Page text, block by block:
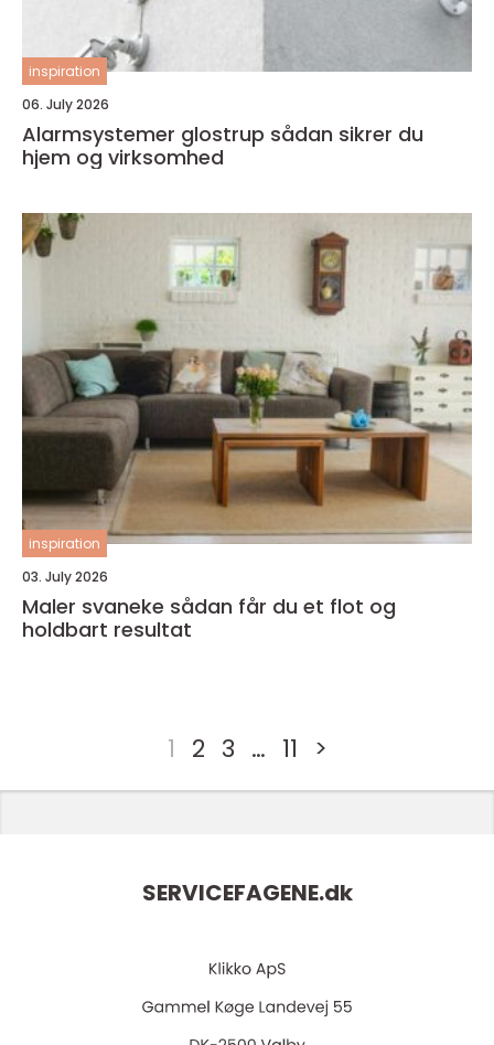
inspiration
06. July 2026
Alarmsystemer glostrup sådan sikrer du
hjem og virksomhed
inspiration
03. July 2026
Maler svaneke sådan får du et flot og
holdbart resultat
1 2 3 … 11 >
SERVICEFAGENE.dk